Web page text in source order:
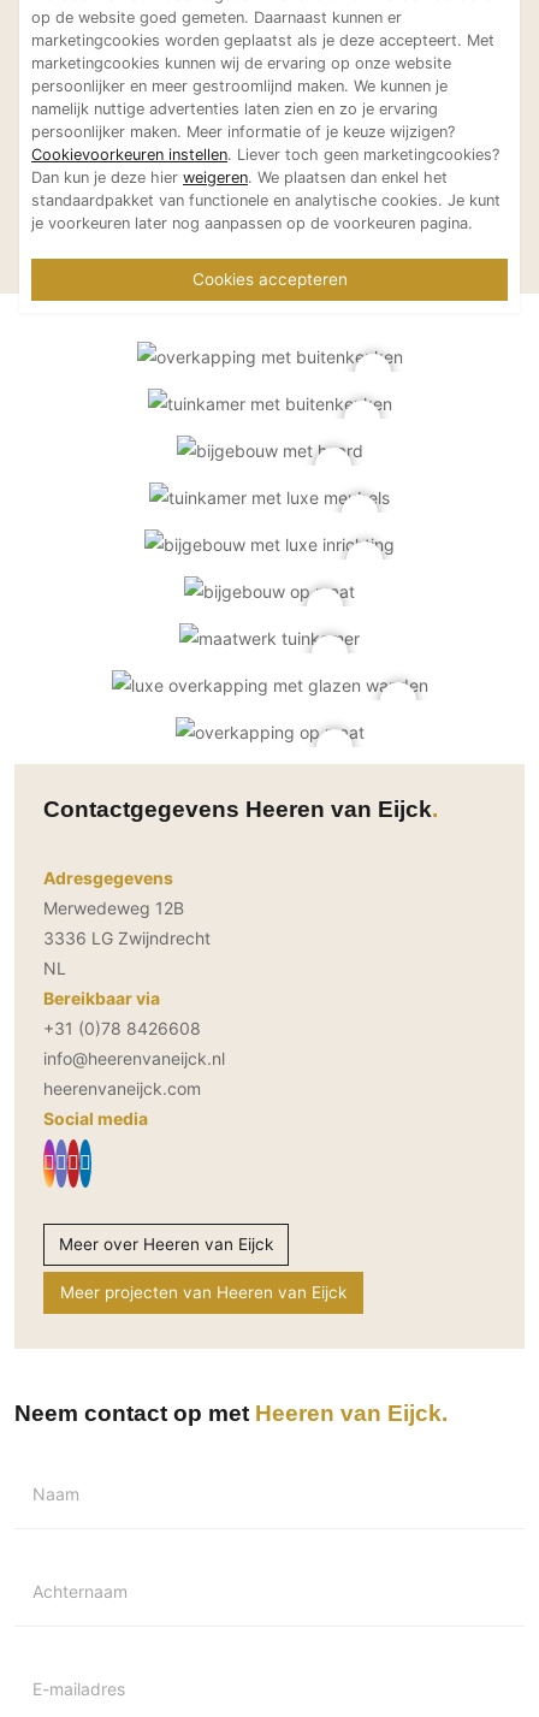
Laat je inspireren
Bekijk meer projecten van
Heeren van Eijck
Heeren van Eijck
Ido-Ambacht
Heeren van Eijck
Exclusieve
Contactgegevens Heeren van Eijck
Adresgegevens
Merwedeweg 12B
3336 LG Zwijndrecht
NL
Bereikbaar via
+31 (0)78 8426608
info@heerenvaneijck.nl
heerenvaneijck.com
Social media
Meer over Heeren van Eijck
Meer projecten van Heeren van Eijck
Neem contact op met Heeren van Eijck
Naam
Achternaam
E-mailadres
op de website goed gemeten. Daarnaast kunnen er
marketingcookies worden geplaatst als je deze accepteert. Met
marketingcookies kunnen wij de ervaring op onze website
persoonlijker en meer gestroomlijnd maken. We kunnen je
namelijk nuttige advertenties laten zien en zo je ervaring
persoonlijker maken. Meer informatie of je keuze wijzigen?
Cookievoorkeuren instellen. Liever toch geen marketingcookies?
Dan kun je deze hier weigeren. We plaatsen dan enkel het
standaardpakket van functionele en analytische cookies. Je kunt
je voorkeuren later nog aanpassen op de voorkeuren pagina.
Cookies accepteren